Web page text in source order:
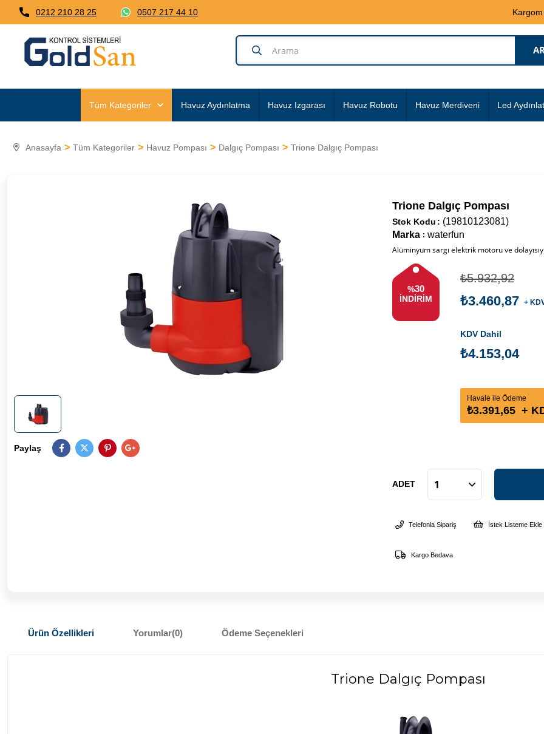
0212 210 28 25 0507 217 44 10
Tüm Kategoriler Havuz Aydınlatma Havuz Izgarası Havuz Robotu Havuz Merdiveni Led
Anasayfa Tüm Kategoriler Havuz Pompası Dalgıç Pompası Trione Dalgıç Pompası
Paylaş
Trione Dalgıç Pompası
(19810123081)
Stok Kodu
Marka : waterfun
Alüminyum sargı elektrik motoru ve
%30
İNDIRIM
₺5.932,92
₺3.460,87 +
KDV Dahil
₺4.153,04
Havale ile Ödeme
₺3.391,65 +
ADET
Telefonla Sipariş İstek Listeme Ekle
Kargo Bedava
Ürün Özellikleri Yorumlar(0) Ödeme Seçenekleri
Trione Dalgıç Pompası